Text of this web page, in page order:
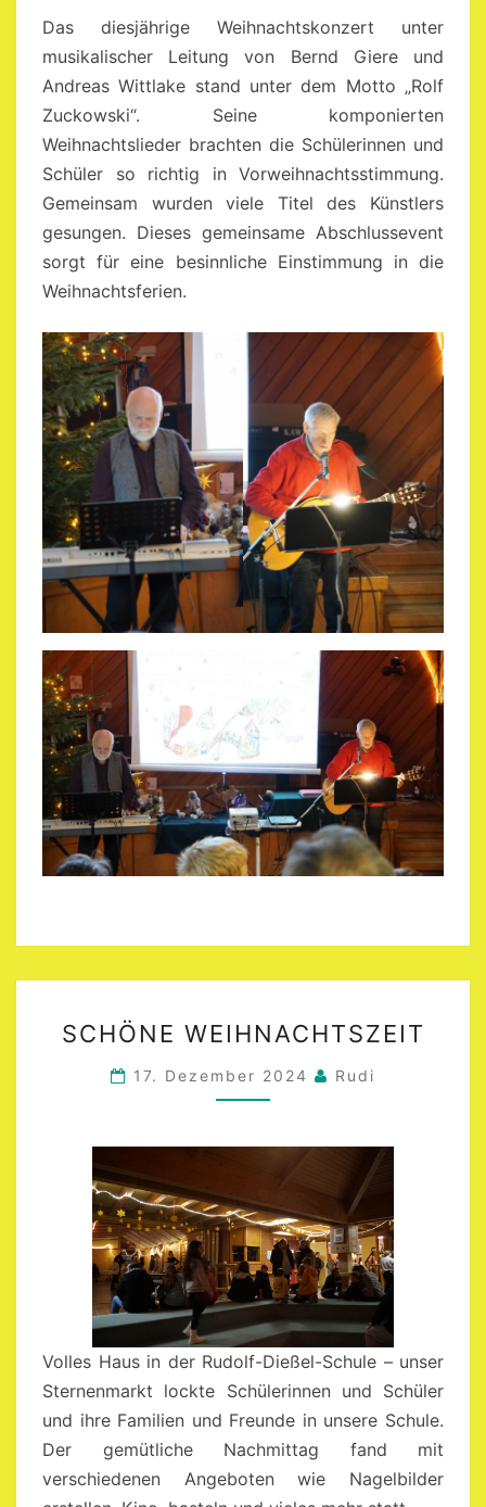
Das diesjährige Weihnachtskonzert unter
musikalischer Leitung von Bernd Giere und
Andreas Wittlake stand unter dem Motto „Rolf
Zuckowski“. Seine komponierten
Weihnachtslieder brachten die Schülerinnen und
Schüler so richtig in Vorweihnachtsstimmung.
Gemeinsam wurden viele Titel des Künstlers
gesungen. Dieses gemeinsame Abschlussevent
sorgt für eine besinnliche Einstimmung in die
Weihnachtsferien.
WEIHNACHTSZEIT
SCHÖNE WEIHNACHTSZEIT
17. Dezember 2024 Rudi
Volles Haus in der Rudolf-Dießel-Schule – unser
Sternenmarkt lockte Schülerinnen und Schüler
und ihre Familien und Freunde in unsere Schule.
Der gemütliche Nachmittag fand mit
verschiedenen Angeboten wie Nagelbilder